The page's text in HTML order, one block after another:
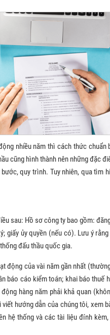
nhiều năm thì cách thức
cũng hình thành nên những đặc
quy trình. Tuy nhiên, qua tìm
sau: Hồ sơ công ty bao gồm:
giấy ủy quyền (nếu có). Lưu ý
đấu thầu quốc gia.
động của vài năm gần nhất
báo cáo kiểm toán; khai báo thuế
hàng năm phải khả quan
hướng dẫn của chúng tôi, xem
hệ thống và các tài liệu đính